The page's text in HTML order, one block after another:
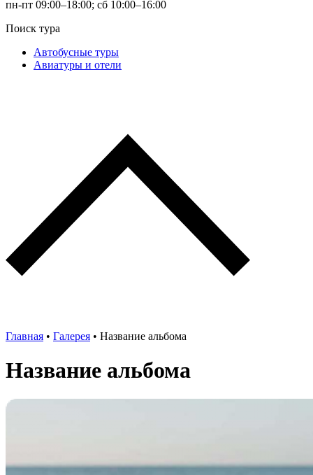
пн-пт 09:00–18:00; сб 10:00–16:00
Поиск тура
Автобусные туры
Авиатуры и отели
Главная • Галерея • Название альбома
Название альбома